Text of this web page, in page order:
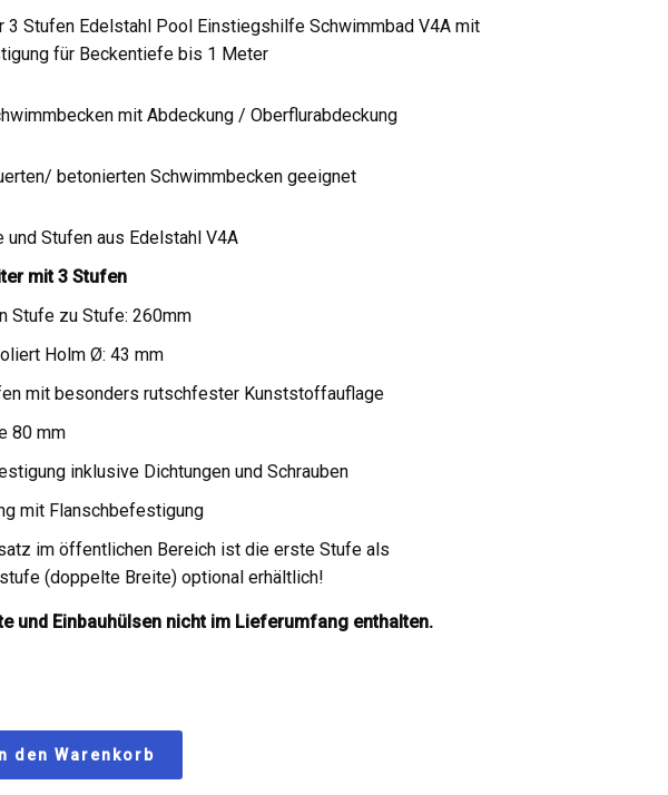
3 Stufen Edelstahl Pool Einstiegshilfe Schwimmbad V4A mit
für Beckentiefe bis 1 Meter
mit Abdeckung / Oberflurabdeckung
betonierten Schwimmbecken geeignet
und Stufen aus Edelstahl V4A
mit 3 Stufen
Stufe zu Stufe: 260mm
Holm Ø: 43 mm
mit besonders rutschfester Kunststoffauflage
80 mm
inklusive Dichtungen und Schrauben
mit Flanschbefestigung
im öffentlichen Bereich ist die erste Stufe als
(doppelte Breite) optional erhältlich!
und Einbauhülsen nicht im Lieferumfang enthalten.
In den Warenkorb